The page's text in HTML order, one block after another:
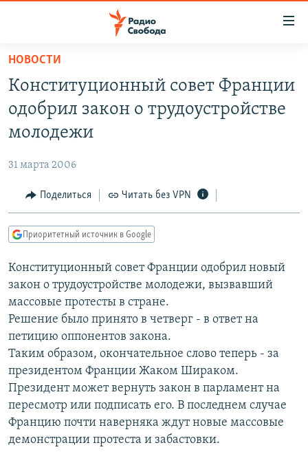
упрощенного
доступа
Вернуться
основному
Вернутся
Вернутся
поиску
ПОДКАСТЫ
АВТОРСКИЕ ПРОЕКТЫ
МНЕНИЯ
КУЛЬТУРА
КАВКАЗ.РЕАЛИИ
СЕВЕР.РЕАЛИИ
СИБИРЬ.РЕАЛИИ
РАСПИСАНИЕ ВЕЩАНИЯ
ПОДПИШИТЕСЬ НА РАССЫЛКУ
СОЦИАЛЬНЫЕ СЕТИ
НОВОСТИ
Конституционный совет Франции
одобрил закон о трудоустройстве
молодежи
31 марта 2006
Поделиться Читать без VPN
Приоритетный источник в Google
Конституционный совет Франции одобрил новый
закон о трудоустройстве молодежи, вызвавший
массовые протесты в стране.
Решение было принято в четверг - в ответ на
петицию оппонентов закона.
Таким образом, окончательное слово теперь - за
президентом Франции Жаком Шираком.
Президент может вернуть закон в парламент на
пересмотр или подписать его. В последнем случае
Францию почти наверняка ждут новые массовые
демонстрации протеста и забастовки.